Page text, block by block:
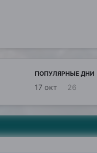
ПОПУЛЯРНЫЕ ДНИ
17 окт 26